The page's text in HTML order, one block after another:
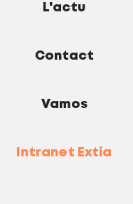
L'actu
Contact
Vamos
Intranet Extia